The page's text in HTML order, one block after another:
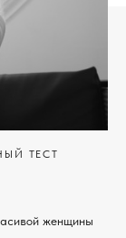
ТЕСТ
женщины